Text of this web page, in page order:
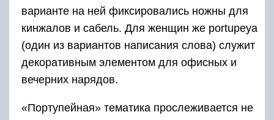
варианте на ней фиксировались ножны для
кинжалов и сабель. Для женщин же portupeya
(один из вариантов написания слова) служит
декоративным элементом для офисных и
вечерних нарядов.
«Портупейная» тематика прослеживается не